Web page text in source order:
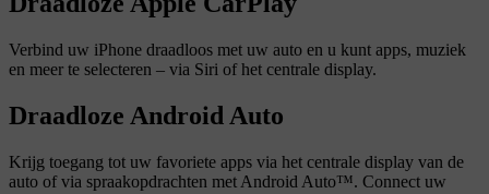
Verbind uw iPhone draadloos met uw auto en u kunt apps, muziek
en meer te selecteren – via Siri of het centrale display.
Draadloze Android Auto
Krijg toegang tot uw favoriete apps via het centrale display van de
auto of via spraakopdrachten met Android Auto™. Connect uw